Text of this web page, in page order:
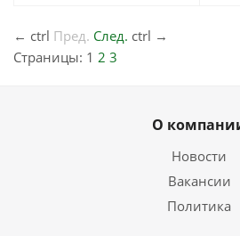
← ctrl Пред. След. ctrl →
Страницы: 1 2 3
О
Новости
Вакансии
Политика